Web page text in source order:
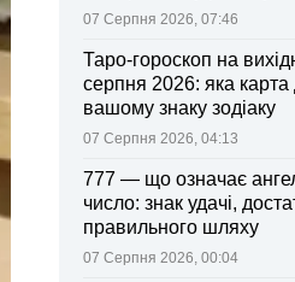
07 Серпня 2026, 07:46
Таро-гороскоп на
серпня 2026: яка
вашому знаку зодіаку
07 Серпня 2026, 04:13
777 — що означає
число: знак удачі,
правильного шляху
07 Серпня 2026, 00:04